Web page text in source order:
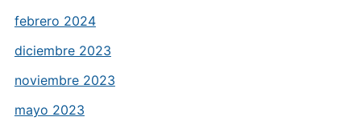
febrero 2024
diciembre 2023
noviembre 2023
mayo 2023